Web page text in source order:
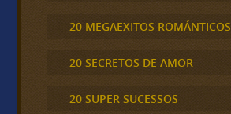
20 MEGAEXITOS ROMÁNTICOS
20 SECRETOS DE AMOR
20 SUPER SUCESSOS